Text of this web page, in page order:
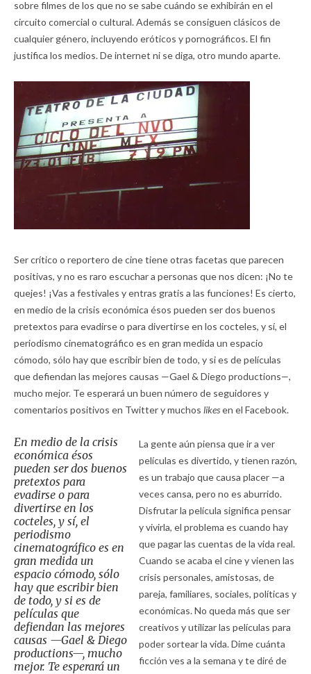
sobre filmes de los que no se sabe cuándo se exhibirán en el
circuito comercial o cultural. Además se consiguen clásicos de
cualquier género, incluyendo eróticos y pornográficos. El fin
justifica los medios. De internet ni se diga, otro mundo aparte.
Ser crítico o reportero de cine tiene otras facetas que parecen
positivas, y no es raro escuchar a personas que nos dicen: ¡No te
quejes! ¡Vas a festivales y entras gratis a las funciones! Es cierto,
en medio de la crisis económica ésos pueden ser dos buenos
pretextos para evadirse o para divertirse en los cocteles, y sí, el
periodismo cinematográfico es en gran medida un espacio
cómodo, sólo hay que escribir bien de todo, y si es de películas
que defiendan las mejores causas —Gael & Diego productions—,
mucho mejor. Te esperará un buen número de seguidores y
comentarios positivos en Twitter y muchos likesen el Facebook.
En medio de la crisis
económica ésos
pueden ser dos buenos
pretextos para
evadirse o para
divertirse en los
cocteles, y sí, el
periodismo
cinematográfico es en
gran medida un
espacio cómodo, sólo
hay que escribir bien
de todo, y si es de
películas que
defiendan las mejores
causas —Gael & Diego
productions—, mucho
mejor. Te esperará un
La gente aún piensa que ir a ver
películas es divertido, y tienen razón,
es un trabajo que causa placer —a
veces cansa, pero no es aburrido.
Disfrutar la película significa pensar
y vivirla, el problema es cuando hay
que pagar las cuentas de la vida real.
Cuando se acaba el cine y vienen las
crisis personales, amistosas, de
pareja, familiares, sociales, políticas y
económicas. No queda más que ser
creativos y utilizar las películas para
poder sortear la vida. Dime cuánta
ficción ves a la semana y te diré de